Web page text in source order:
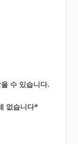
수 있습니다.
없습니다*